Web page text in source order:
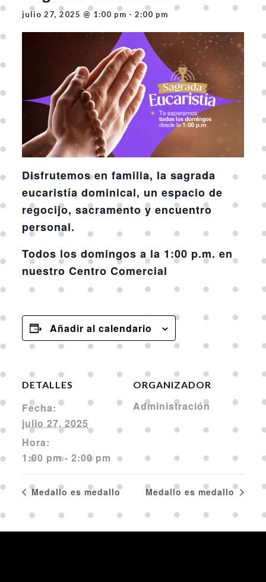
julio 27, 2025 @ 1:00 pm - 2:00 pm
Disfrutemos en familia, la sagrada
eucaristía dominical, un espacio de
regocijo, sacramento y encuentro
personal.
Todos los domingos a la 1:00 p.m. en
nuestro Centro Comercial
Añadir al calendario
DETALLES
Fecha:
julio 27, 2025
Hora:
1:00 pm - 2:00 pm
ORGANIZADOR
Administración
Medallo es medallo Medallo es medallo